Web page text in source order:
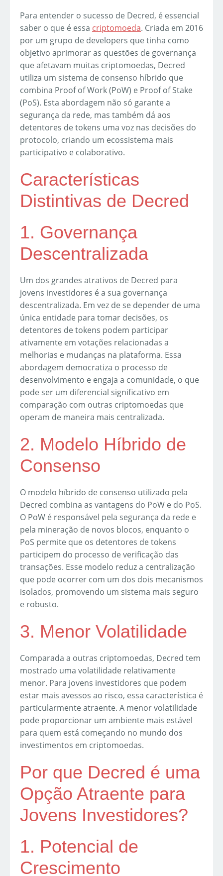
Para entender o sucesso de Decred, é essencial
saber o que é essa criptomoeda. Criada em 2016
por um grupo de developers que tinha como
objetivo aprimorar as questões de governança
que afetavam muitas criptomoedas, Decred
utiliza um sistema de consenso híbrido que
combina Proof of Work (PoW) e Proof of Stake
(PoS). Esta abordagem não só garante a
segurança da rede, mas também dá aos
detentores de tokens uma voz nas decisões do
protocolo, criando um ecossistema mais
participativo e colaborativo.
Características
Distintivas de Decred
1. Governança
Descentralizada
Um dos grandes atrativos de Decred para
jovens investidores é a sua governança
descentralizada. Em vez de se depender de uma
única entidade para tomar decisões, os
detentores de tokens podem participar
ativamente em votações relacionadas a
melhorias e mudanças na plataforma. Essa
abordagem democratiza o processo de
desenvolvimento e engaja a comunidade, o que
pode ser um diferencial significativo em
comparação com outras criptomoedas que
operam de maneira mais centralizada.
2. Modelo Híbrido de
Consenso
O modelo híbrido de consenso utilizado pela
Decred combina as vantagens do PoW e do PoS.
O PoW é responsável pela segurança da rede e
pela mineração de novos blocos, enquanto o
PoS permite que os detentores de tokens
participem do processo de verificação das
transações. Esse modelo reduz a centralização
que pode ocorrer com um dos dois mecanismos
isolados, promovendo um sistema mais seguro
e robusto.
3. Menor Volatilidade
Comparada a outras criptomoedas, Decred tem
mostrado uma volatilidade relativamente
menor. Para jovens investidores que podem
estar mais avessos ao risco, essa característica é
particularmente atraente. A menor volatilidade
pode proporcionar um ambiente mais estável
para quem está começando no mundo dos
investimentos em criptomoedas.
Por que Decred é uma
Opção Atraente para
Jovens Investidores?
1. Potencial de
Crescimento